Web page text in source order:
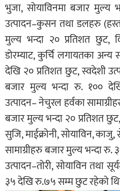
भुजा, सोयाविनमा बजार मुल्य
उत्पादन–कुसन तथा डलहरु
मुल्य भन्दा २० प्रतिशत छुट,
डोरम्याट, कुर्चि लगायतका अन्य
देखि २० प्रतिशत छुट, स्वदेशी
बजार मुल्य भन्दा रु. १००
उत्पादन– नेचुरल हर्वका
बजार मुल्य भन्दा २० प्रतिशत
सुजि, माईक्रोनी, सोयाविन,
सामाग्रीहरु बजार मुल्य भन्दा
उत्पादन–तोरी, सोयाविन तथा
३५ देखि रु.७५ सम्म छुट रहेको